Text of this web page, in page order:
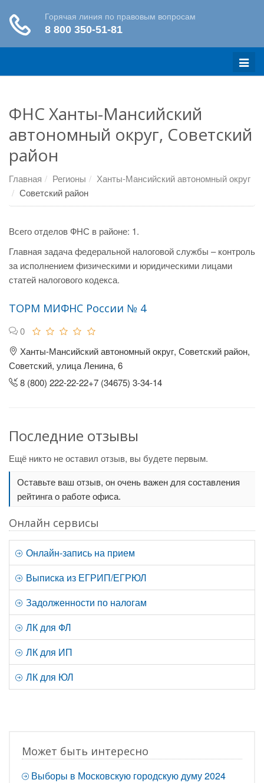
Меню
ФНС Ханты-Мансийский
автономный округ, Советский
район
Главная Регионы
Ханты-Мансийский автономный округ
Советский район
Всего отделов ФНС в районе: 1.
Главная задача федеральной налоговой службы – контроль
за исполнением физическими и юридическими лицами
статей налогового кодекса.
ТОРМ МИФНС России № 4
0
Ханты-Мансийский автономный округ, Советский район,
Советский, улица Ленина, 6
8 (800) 222-22-22+7 (34675) 3-34-14
Последние отзывы
Ещё никто не оставил отзыв, вы будете первым.
Оставьте ваш отзыв, он очень важен для составления
рейтинга о работе офиса.
Онлайн сервисы
Онлайн-запись на прием
Выписка из ЕГРИП/ЕГРЮЛ
Задолженности по налогам
ЛК для ФЛ
ЛК для ИП
ЛК для ЮЛ
Может быть интересно
Выборы в Московскую городскую думу 2024